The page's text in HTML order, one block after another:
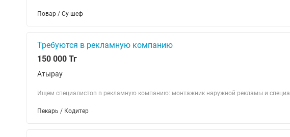
Повар / Су-шеф
Требуются в рекламную компанию
150 000 Тг
Атырау
Ищем специалистов в рекламную компанию: монтажник наружной рекламы и
Пекарь / Кодитер